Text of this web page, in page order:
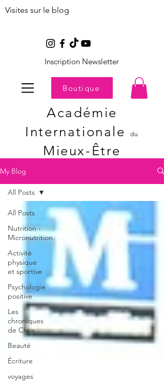
Visites sur le blog
Inscription Newsletter
Boutique
Académie
Internationaledu
Mieux-Être
My Blog
All Posts
Nutrition -
Micronutrition
Activité
physique
et sportive
Psychologie
positive
Les
chroniques
de Chris
Beauté
Écriture
voyages
All Posts